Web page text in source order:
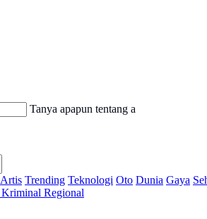
Tanya apapun tentang artikel ini...
Artis Trending Teknologi Oto Dunia Gaya
Kriminal Regional